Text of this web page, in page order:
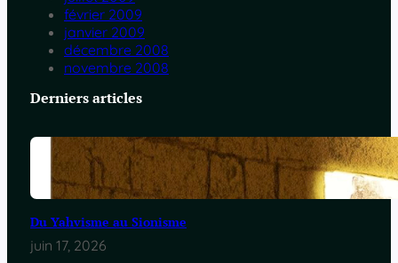
février 2009
janvier 2009
décembre 2008
novembre 2008
Derniers articles
Du Yahvisme au Sionisme
juin 17, 2026